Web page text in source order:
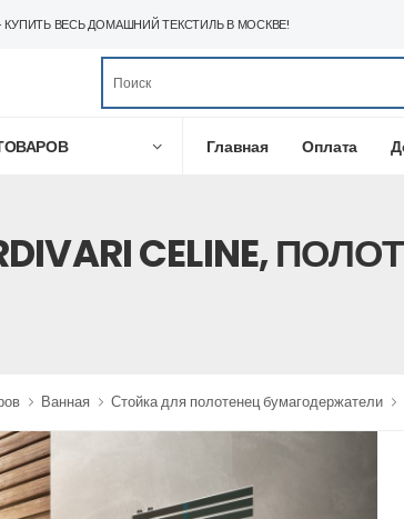
КУПИТЬ ВЕСЬ ДОМАШНИЙ ТЕКСТИЛЬ В МОСКВЕ!
Главная Оплата
CELINE,
Ванная Стойка для полотенец бумагодержатели